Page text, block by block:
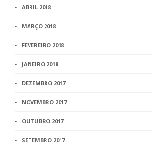
ABRIL 2018
MARÇO 2018
FEVEREIRO 2018
JANEIRO 2018
DEZEMBRO 2017
NOVEMBRO 2017
OUTUBRO 2017
SETEMBRO 2017